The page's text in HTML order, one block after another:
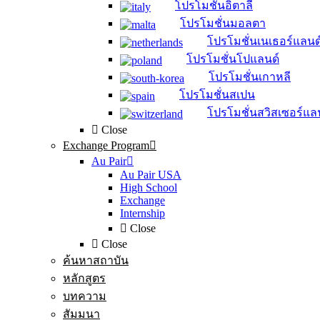
โปรโมชั่นอิตาลี
โปรโมชั่นมอลตา
โปรโมชั่นเนเธอร์แลน
โปรโมชั่นโปแลนด์
โปรโมชั่นเกาหลี
โปรโมชั่นสเปน
โปรโมชั่นสวิสเซอร์แ
Close
Exchange Program
Au Pair
Au Pair USA
High School
Exchange
Internship
Close
Close
ค้นหาสถาบัน
หลักสูตร
บทความ
สัมมนา